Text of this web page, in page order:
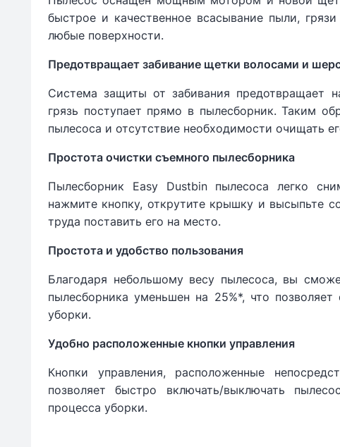
быстрое и качественное всасывание пыли,
любые поверхности.
Предотвращает забивание щетки волосами и
Система защиты от забивания предотвращает
грязь поступает прямо в пылесборник. Таким
пылесоса и отсутствие необходимости очищать
Простота очистки съемного пылесборника
Пылесборник Easy Dustbin пылесоса легко
нажмите кнопку, открутите крышку и высыпьте
труда поставить его на место.
Простота и удобство пользования
Благодаря небольшому весу пылесоса, вы
пылесборника уменьшен на 25%*, что
уборки.
Удобно расположенные кнопки управления
Кнопки управления, расположенные
позволяет быстро включать/выключать
процесса уборки.